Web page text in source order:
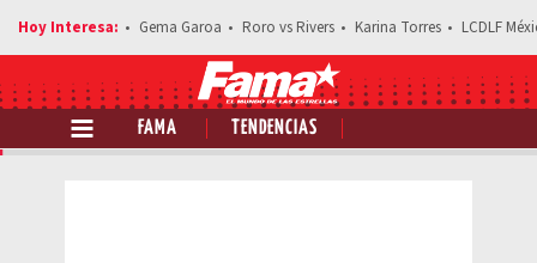
Gema Garoa Roro vs Rivers Karina Torres LCDLF
FAMA TENDENCIAS
Comparte esta noticia